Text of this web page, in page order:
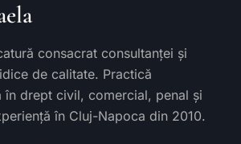
consacrat consultanței și
de calitate. Practică
în drept civil, comercial, penal și
în Cluj-Napoca din 2010.